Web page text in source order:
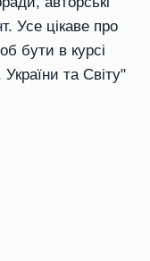
Усе цікаве про
бути в курсі
України та Світу"